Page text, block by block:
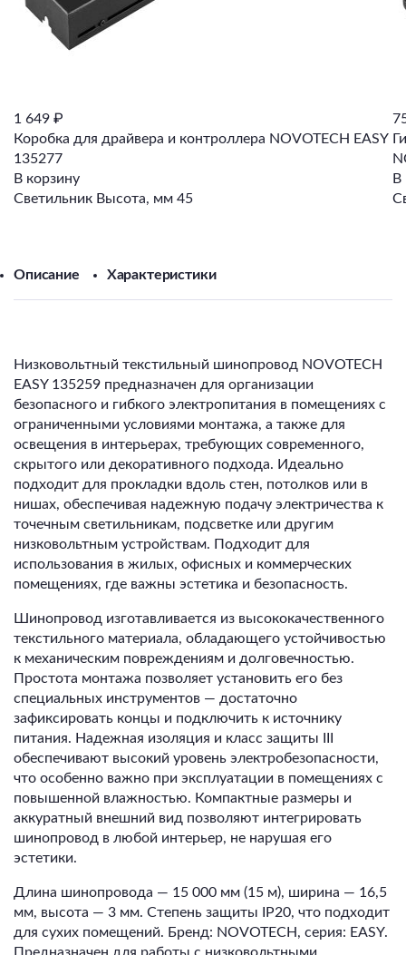
1 649 ₽
Коробка для драйвера и контроллера NOVOTECH EASY
135277
В корзину
Светильник Высота, мм 45
В
Описание Характеристики
Низковольтный текстильный шинопровод NOVOTECH
EASY 135259 предназначен для организации
безопасного и гибкого электропитания в помещениях с
ограниченными условиями монтажа, а также для
освещения в интерьерах, требующих современного,
скрытого или декоративного подхода. Идеально
подходит для прокладки вдоль стен, потолков или в
нишах, обеспечивая надежную подачу электричества к
точечным светильникам, подсветке или другим
низковольтным устройствам. Подходит для
использования в жилых, офисных и коммерческих
помещениях, где важны эстетика и безопасность.
Шинопровод изготавливается из высококачественного
текстильного материала, обладающего устойчивостью
к механическим повреждениям и долговечностью.
Простота монтажа позволяет установить его без
специальных инструментов — достаточно
зафиксировать концы и подключить к источнику
питания. Надежная изоляция и класс защиты III
обеспечивают высокий уровень электробезопасности,
что особенно важно при эксплуатации в помещениях с
повышенной влажностью. Компактные размеры и
аккуратный внешний вид позволяют интегрировать
шинопровод в любой интерьер, не нарушая его
эстетики.
Длина шинопровода — 15 000 мм (15 м), ширина — 16,5
мм, высота — 3 мм. Степень защиты IP20, что подходит
для сухих помещений. Бренд: NOVOTECH, серия: EASY.